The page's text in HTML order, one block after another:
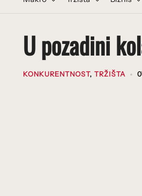
U pozadini
KONKURENTNOST, TRŽIŠTA